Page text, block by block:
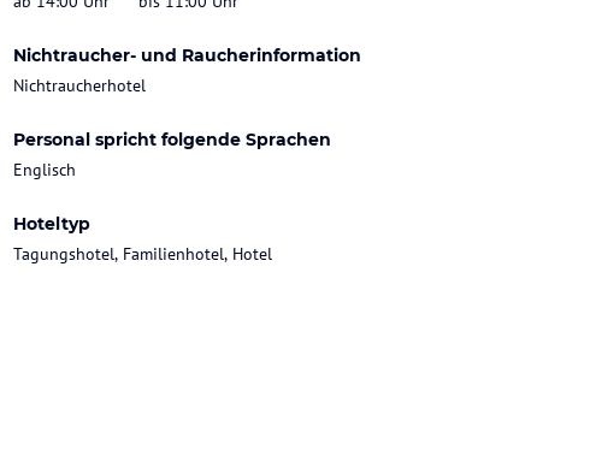
Nichtraucher- und Raucherinformation
Nichtraucherhotel
Personal spricht folgende Sprachen
Englisch
Hoteltyp
Tagungshotel, Familienhotel, Hotel